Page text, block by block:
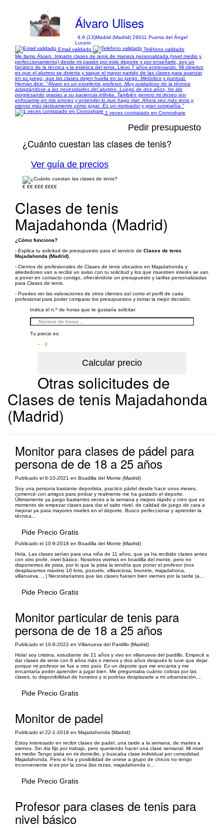
Álvaro Ulises
9,9 (13)Madrid (Madrid) 28011 Puerta del Ángel
Lucero
Email validado
Teléfono validado
Me llamo Álvaro. Imparto clases de tenis de manera personalizada (nivel medio y
perfeccionamiento) desde mi pasión por este deporte y por enseñarlo, soy un
fanático de la técnica y la estética del tenis. Llevo 7 años entrenando. Mi objetivo
es que el alumno se divierta y saque el mayor partido de las clases para avanzar
en su juego, que las clases dejen huella en su juego. Metódico y puntual.
Hernán dice: "Álvaro es un excelente profesor. Muy cuidadoso de la técnica
adaptándose a las necesidades del alumno. Luego de dos años, he ido
progresando gracias a su paciencia infinita. También genero mi deseo por
enfocarme en mis errores y entender lo que hago mal. Ahora veo más tenis y
pienso más tácticamente cómo jugar. Es un motivador y gran compañía."
1 veces contratado en Cronoshare
Pedir presupuesto
¿Cuánto cuestan las clases de tenis?
Ver guía de precios
€ €€ €€€ €€€€
Clases de tenis
Majadahonda (Madrid)
¿Cómo funciona?
- Explica tu solicitud de presupuesto para el servicio de Clases de tenis
Majadahonda (Madrid)
- Cientos de profesionales de Clases de tenis ubicados en Majadahonda y
alrededores van a recibir un aviso con tu solicitud y los que muestren interés se van
a poner en contacto contigo, ofreciéndote un presupuesto y tarifas personalizadas
para Clases de tenis.
- Puedes ver las valoraciones de otros clientes así como el perfil de cada
profesional para poder comparar los presupuestos y tomar la mejor decisión.
Indica el n.º de horas que te gustaría solicitar:
Tu precio es:
– €
Otras solicitudes de
Clases de tenis Majadahonda
(Madrid)
Monitor para clases de pádel para
persona de de 18 a 25 años
Publicado el 6-10-2021 en Boadilla del Monte (Madrid)
Soy una persona bastante deportista, practico pádel desde hace unos meses,
comencé con amigos para probar y realmente me ha gustado el deporte.
Últimamente ya juego bastantes veces a la semana y mejoro rápido y creo que es
momento de empezar clases para dar el salto nivel, de calidad de juego de cara a
mejorar ya para mayores niveles en el deporte. Busco perfeccionar y aprender la
técnica...
Pide Precio Gratis
Publicado el 10-9-2018 en Boadilla del Monte (Madrid)
Hola, Las clases serían para una niña de 11 años, que ya ha recibido clases antes
con otro profe, nivel básico. Nosotros vivimos en boadilla del monte, pero no
disponemos de pista, por lo que la pista la tendría que poner el profesor (nos
desplazamos máximo 10 kms, pozuelo, villaviciosa, brunete, majadahona,
villanueva, ...) Necesitaríamos que las clases fuesen bien viernes por la tarde (a...
Pide Precio Gratis
Monitor particular de tenis para
persona de de 18 a 25 años
Publicado el 10-8-2022 en Villanueva del Pardillo (Madrid)
Hola! soy cristina, estudiante de 21 años y vivo en villanueva del pardillo. Empecé a
dar clases de tenis con 6 años más o menos y dos años después lo tuve que dejar
porque mi profesor se fue a otro país. Es un deporte que me encanta y me
encantaría poder aprender a jugar bien. Me preguntaba cuánto cobras por las
clases, tu disponibilidad de horarios y si podrías desplazarte a mi urbanización....
Pide Precio Gratis
Monitor de padel
Publicado el 22-1-2018 en Majadahonda (Madrid)
Estoy interesado en recibir clases de padel, una tarde a la semana, de martes a
viernes. Sin dia fijo por trabajo, pero queriendo hacer una clase semanal. Mi nivel
es medio Tengo pista en mi domicilio, y buscaba clase individual por comodidad.
Majadahonda. Pero si ha y posibilidad de unirse a grupo de chicos no tengo
inconveniente si es por la zona (las rozas, majadahonda o...
Pide Precio Gratis
Profesor para clases de tenis para
nivel básico